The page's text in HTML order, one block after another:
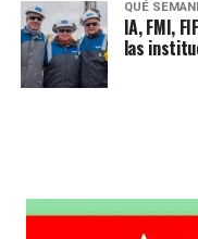
QUÉ
IA, FMI,
las